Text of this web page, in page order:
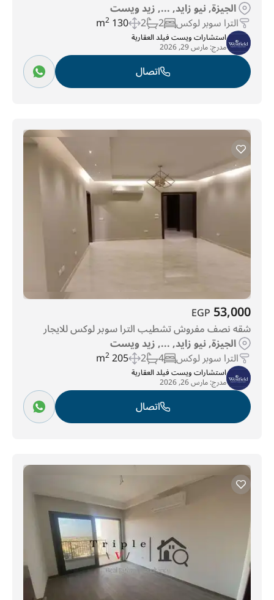
الجيزة, نيو زايد, ..., زيد ويست
الترا سوبر لوكس 2
2
130 m
2
استشارات ويست فيلد العقارية
مدرج:مارس 29, 2026
اتصال
53,000
EGP
شقه نصف مفروش تشطيب الترا سوبر لوكس للايجار
الجيزة, نيو زايد, ..., زيد ويست
الترا سوبر لوكس 4
2
205 m
2
استشارات ويست فيلد العقارية
مدرج:مارس 26, 2026
اتصال